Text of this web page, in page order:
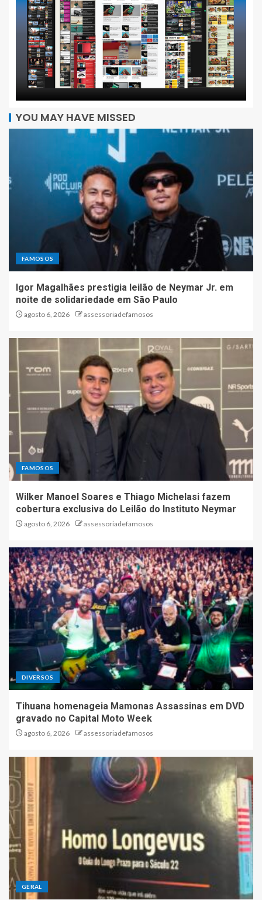
YOU MAY HAVE MISSED
FAMOSOS
Igor Magalhães prestigia leilão de Neymar Jr. em
noite de solidariedade em São Paulo
agosto 6, 2026 assessoriadefamosos
FAMOSOS
Wilker Manoel Soares e Thiago Michelasi fazem
cobertura exclusiva do Leilão do Instituto Neymar
agosto 6, 2026 assessoriadefamosos
DIVERSOS
Tihuana homenageia Mamonas Assassinas em DVD
gravado no Capital Moto Week
agosto 6, 2026 assessoriadefamosos
GERAL